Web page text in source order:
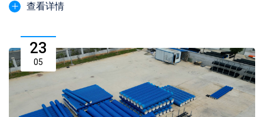
查看详情
23
05